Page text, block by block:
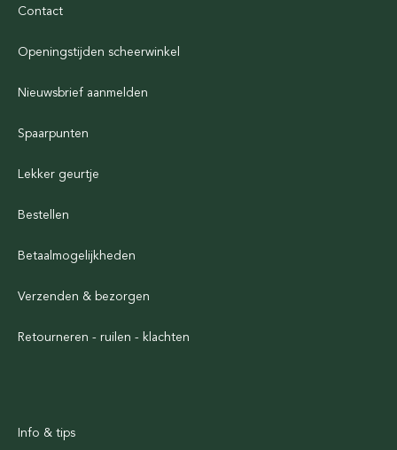
Contact
Openingstijden scheerwinkel
Nieuwsbrief aanmelden
Spaarpunten
Lekker geurtje
Bestellen
Betaalmogelijkheden
Verzenden & bezorgen
Retourneren - ruilen - klachten
Info & tips